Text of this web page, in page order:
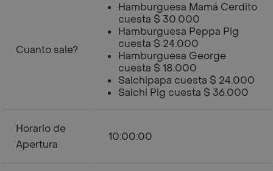
Cuanto sale?
Hamburguesa Mamá Cerdito
cuesta $ 30.000
Hamburguesa Peppa Pig
cuesta $ 24.000
Hamburguesa George
cuesta $ 18.000
Salchipapa cuesta $ 24.000
Salchi Pig cuesta $ 36.000
Horario de
Apertura
10:00:00